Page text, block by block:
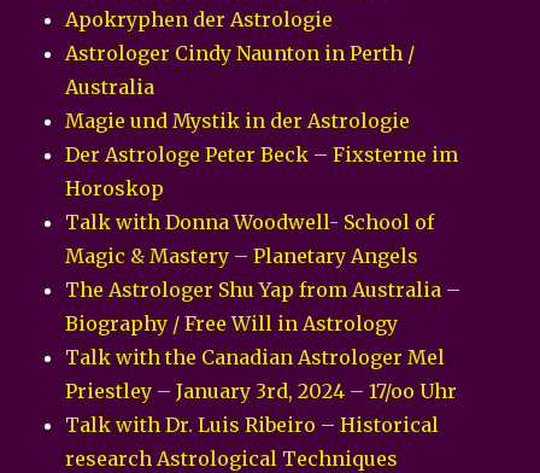
Apokryphen der Astrologie
Astrologer Cindy Naunton in Perth /
Australia
Magie und Mystik in der Astrologie
Der Astrologe Peter Beck – Fixsterne im
Horoskop
Talk with Donna Woodwell- School of
Magic & Mastery – Planetary Angels
The Astrologer Shu Yap from Australia –
Biography / Free Will in Astrology
Talk with the Canadian Astrologer Mel
Priestley – January 3rd, 2024 – 17/oo Uhr
Talk with Dr. Luis Ribeiro – Historical
research Astrological Techniques